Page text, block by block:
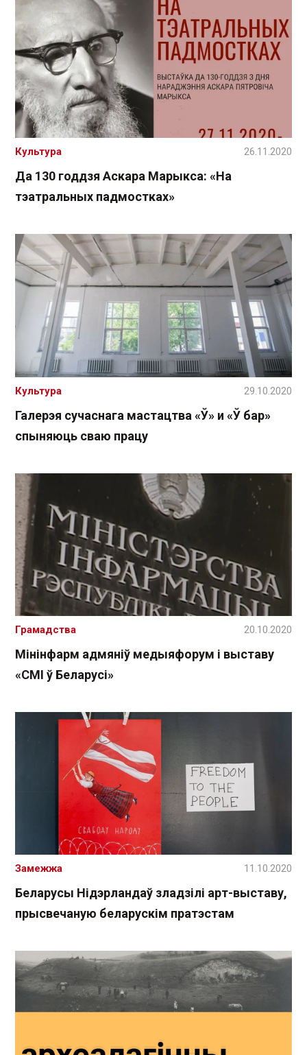
Да 130 годдзя Аскара Марыкса: «На
тэатральных падмостках»
Культура 26.11.2020
Галерэя сучаснага мастацтва «Ў» и «Ў бар»
спыняюць сваю працу
Культура 29.10.2020
Мінінфарм адмяніў медыяфорум і выставу
«СМІ ў Беларусі»
Грамадства 20.10.2020
Беларусы Нідэрландаў зладзілі арт-выставу,
прысвечаную беларускім пратэстам
Замежжа 11.10.2020